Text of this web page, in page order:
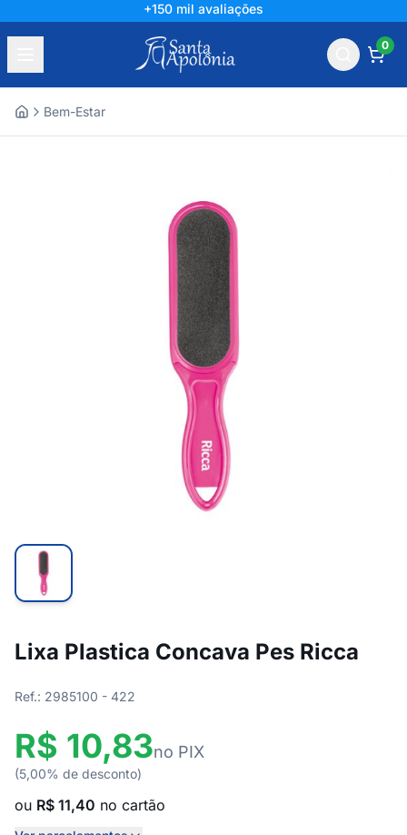
+150 mil avaliações
0
Bem-Estar
Lixa Plastica Concava Pes Ricca
Ref.: 2985100 - 422
R$ 10,83no PIX
(5,00% de desconto)
ou R$ 11,40 no cartão